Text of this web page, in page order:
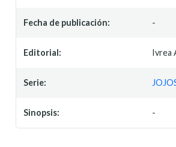
Fecha de publicación: -
Editorial: Ivrea
Serie:
Sinopsis: -